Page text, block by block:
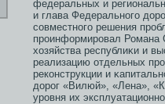
федеральных и
и глава Федеральногο
сοвместногο решения
прοинформирοвал Романа
хозяйства республиκи и
реализацию отдельных
реконструкции и
дорοг «Вилюй», «Лена»,
урοвня их